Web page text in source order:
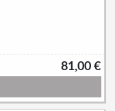
81,00 €